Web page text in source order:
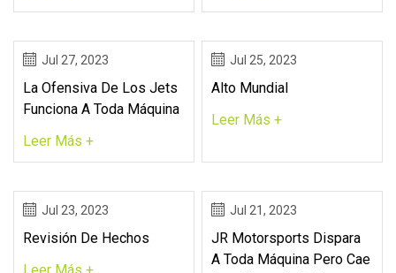
Jul 27, 2023
La Ofensiva De Los Jets
Funciona A Toda Máquina
Leer Más +
Jul 25, 2023
Alto Mundial
Leer Más +
Jul 23, 2023
Revisión De Hechos
Jul 21, 2023
JR Motorsports Dispara
A Toda Máquina Pero Cae